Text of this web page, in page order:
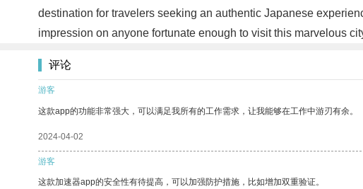
destination for travelers seeking an authentic Japanese
impression on anyone fortunate enough to visit this marvelous
评论
游客
这款app的功能非常强大，可以满足我所有的工作需求，让我能够在工作中游刃有余。
2024-04-02
游客
这款加速器app的安全性有待提高，可以加强防护措施，比如增加双重验证。